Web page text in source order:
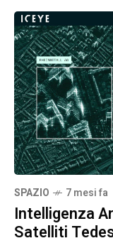
SPAZIO 7 mesi fa
Intelligenza
Satelliti